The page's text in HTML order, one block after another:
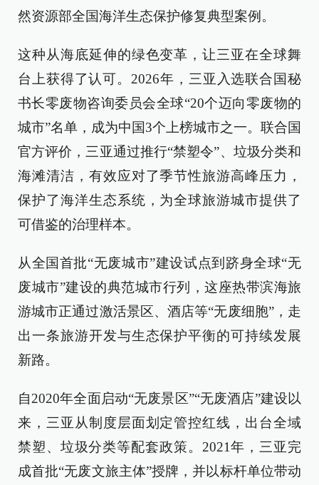
然资源部全国海洋生态保护修复典型案例。
这种从海底延伸的绿色变革，让三亚在全球舞
台上获得了认可。2026年，三亚入选联合国秘
书长零废物咨询委员会全球“20个迈向零废物的
城市”名单，成为中国3个上榜城市之一。联合国
官方评价，三亚通过推行“禁塑令”、垃圾分类和
海滩清洁，有效应对了季节性旅游高峰压力，
保护了海洋生态系统，为全球旅游城市提供了
可借鉴的治理样本。
从全国首批“无废城市”建设试点到跻身全球“无
废城市”建设的典范城市行列，这座热带滨海旅
游城市正通过激活景区、酒店等“无废细胞”，走
出一条旅游开发与生态保护平衡的可持续发展
新路。
自2020年全面启动“无废景区”“无废酒店”建设以
来，三亚从制度层面划定管控红线，出台全域
禁塑、垃圾分类等配套政策。2021年，三亚完
成首批“无废文旅主体”授牌，并以标杆单位带动